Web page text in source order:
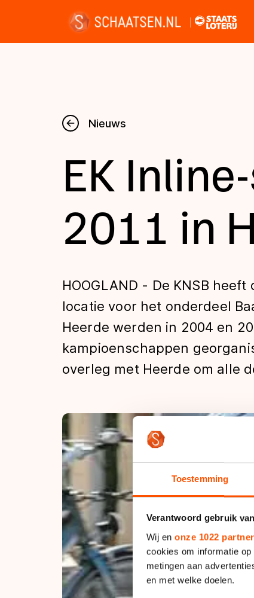
Toestemming
Verantwoord gebruik
Wij en onze 1022
cookies om informatie
metingen aan
en met welke doelen.
Nieuws
Kalender
Disciplines
Uitslagen
Tijden &
De weg op
Schaatsfans
Olympische
Nieuws
EK
2011 in
HOOGLAND - De KNSB
locatie voor het onderdeel
Heerde werden in 2004 en
kampioenschappen
overleg met Heerde om alle